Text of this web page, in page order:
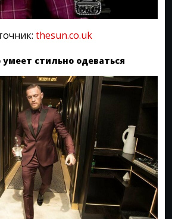
thesun.co.uk
стильно одеваться